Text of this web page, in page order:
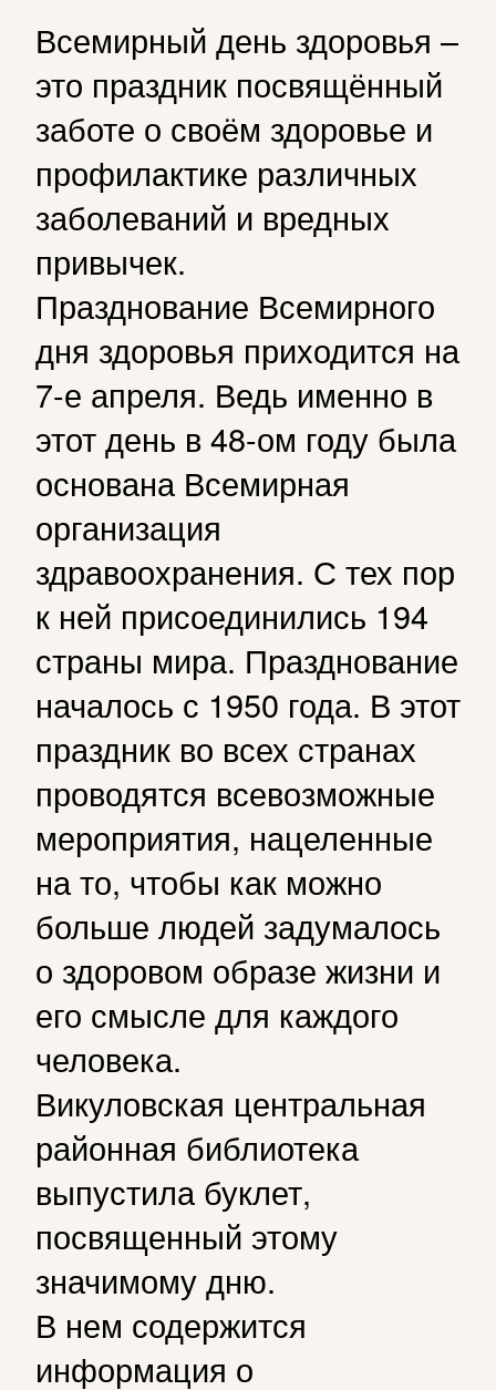
Всемирный день здоровья –
это праздник посвящённый
заботе о своём здоровье и
профилактике различных
заболеваний и вредных
привычек.
Празднование Всемирного
дня здоровья приходится на
7-е апреля. Ведь именно в
этот день в 48-ом году была
основана Всемирная
организация
здравоохранения. С тех пор
к ней присоединились 194
страны мира. Празднование
началось с 1950 года. В этот
праздник во всех странах
проводятся всевозможные
мероприятия, нацеленные
на то, чтобы как можно
больше людей задумалось
о здоровом образе жизни и
его смысле для каждого
человека.
Викуловская центральная
районная библиотека
выпустила буклет,
посвященный этому
значимому дню.
В нем содержится
информация о